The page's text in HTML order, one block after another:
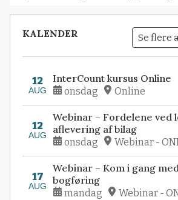
KALENDER Se flere
12
AUG
InterCount kursus Online
onsdag Online
12
AUG
Webinar – Fordelene ved
aflevering af bilag
onsdag Webinar -
17
AUG
Webinar – Kom i gang
bogføring
mandag Webinar -